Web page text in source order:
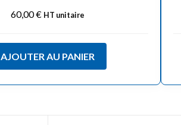
60,00€ HT unitaire
AJOUTER AU PANIER